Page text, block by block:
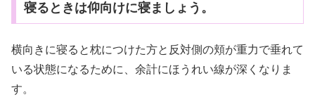
寝るときは仰向けに寝ましょう。
横向きに寝ると枕につけた方と反対側の頬が重力で垂れて
いる状態になるために、余計にほうれい線が深くなりま
す。